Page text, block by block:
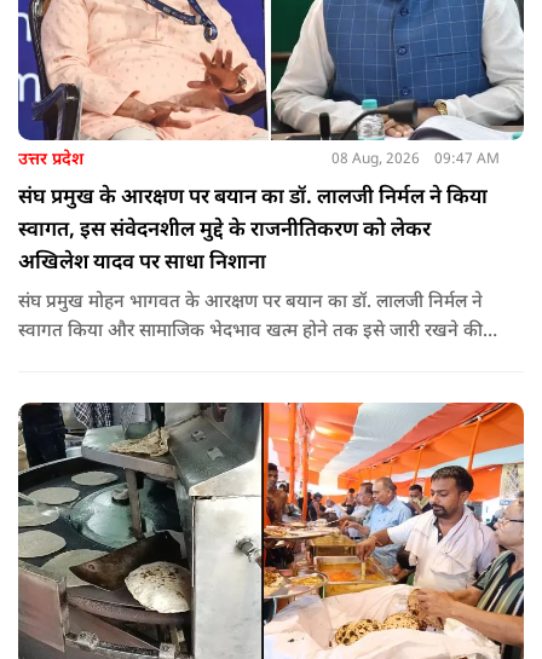
उत्तर प्रदेश 08 Aug, 2026 09:47 AM
संघ प्रमुख के आरक्षण पर बयान का डॉ. लालजी निर्मल ने किया
स्वागत, इस संवेदनशील मुद्दे के राजनीतिकरण को लेकर
अखिलेश यादव पर साधा निशाना
संघ प्रमुख मोहन भागवत के आरक्षण पर बयान का डॉ. लालजी निर्मल ने
स्वागत किया और सामाजिक भेदभाव खत्म होने तक इसे जारी रखने की